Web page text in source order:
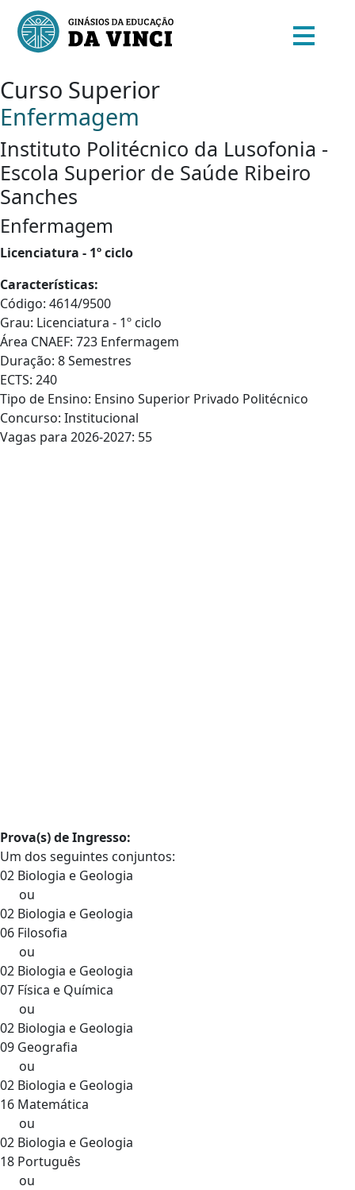
Curso Superior
Enfermagem
Instituto Politécnico da Lusofonia -
Escola Superior de Saúde Ribeiro
Sanches
Enfermagem
Licenciatura - 1º ciclo
Características:
Código: 4614/9500
Grau: Licenciatura - 1º ciclo
Área CNAEF: 723 Enfermagem
Duração: 8 Semestres
ECTS: 240
Tipo de Ensino: Ensino Superior Privado Politécnico
Concurso: Institucional
Vagas para 2026-2027: 55
Prova(s) de Ingresso:
Um dos seguintes conjuntos:
02 Biologia e Geologia
ou
02 Biologia e Geologia
06 Filosofia
ou
02 Biologia e Geologia
07 Física e Química
ou
02 Biologia e Geologia
09 Geografia
ou
02 Biologia e Geologia
16 Matemática
ou
02 Biologia e Geologia
18 Português
ou